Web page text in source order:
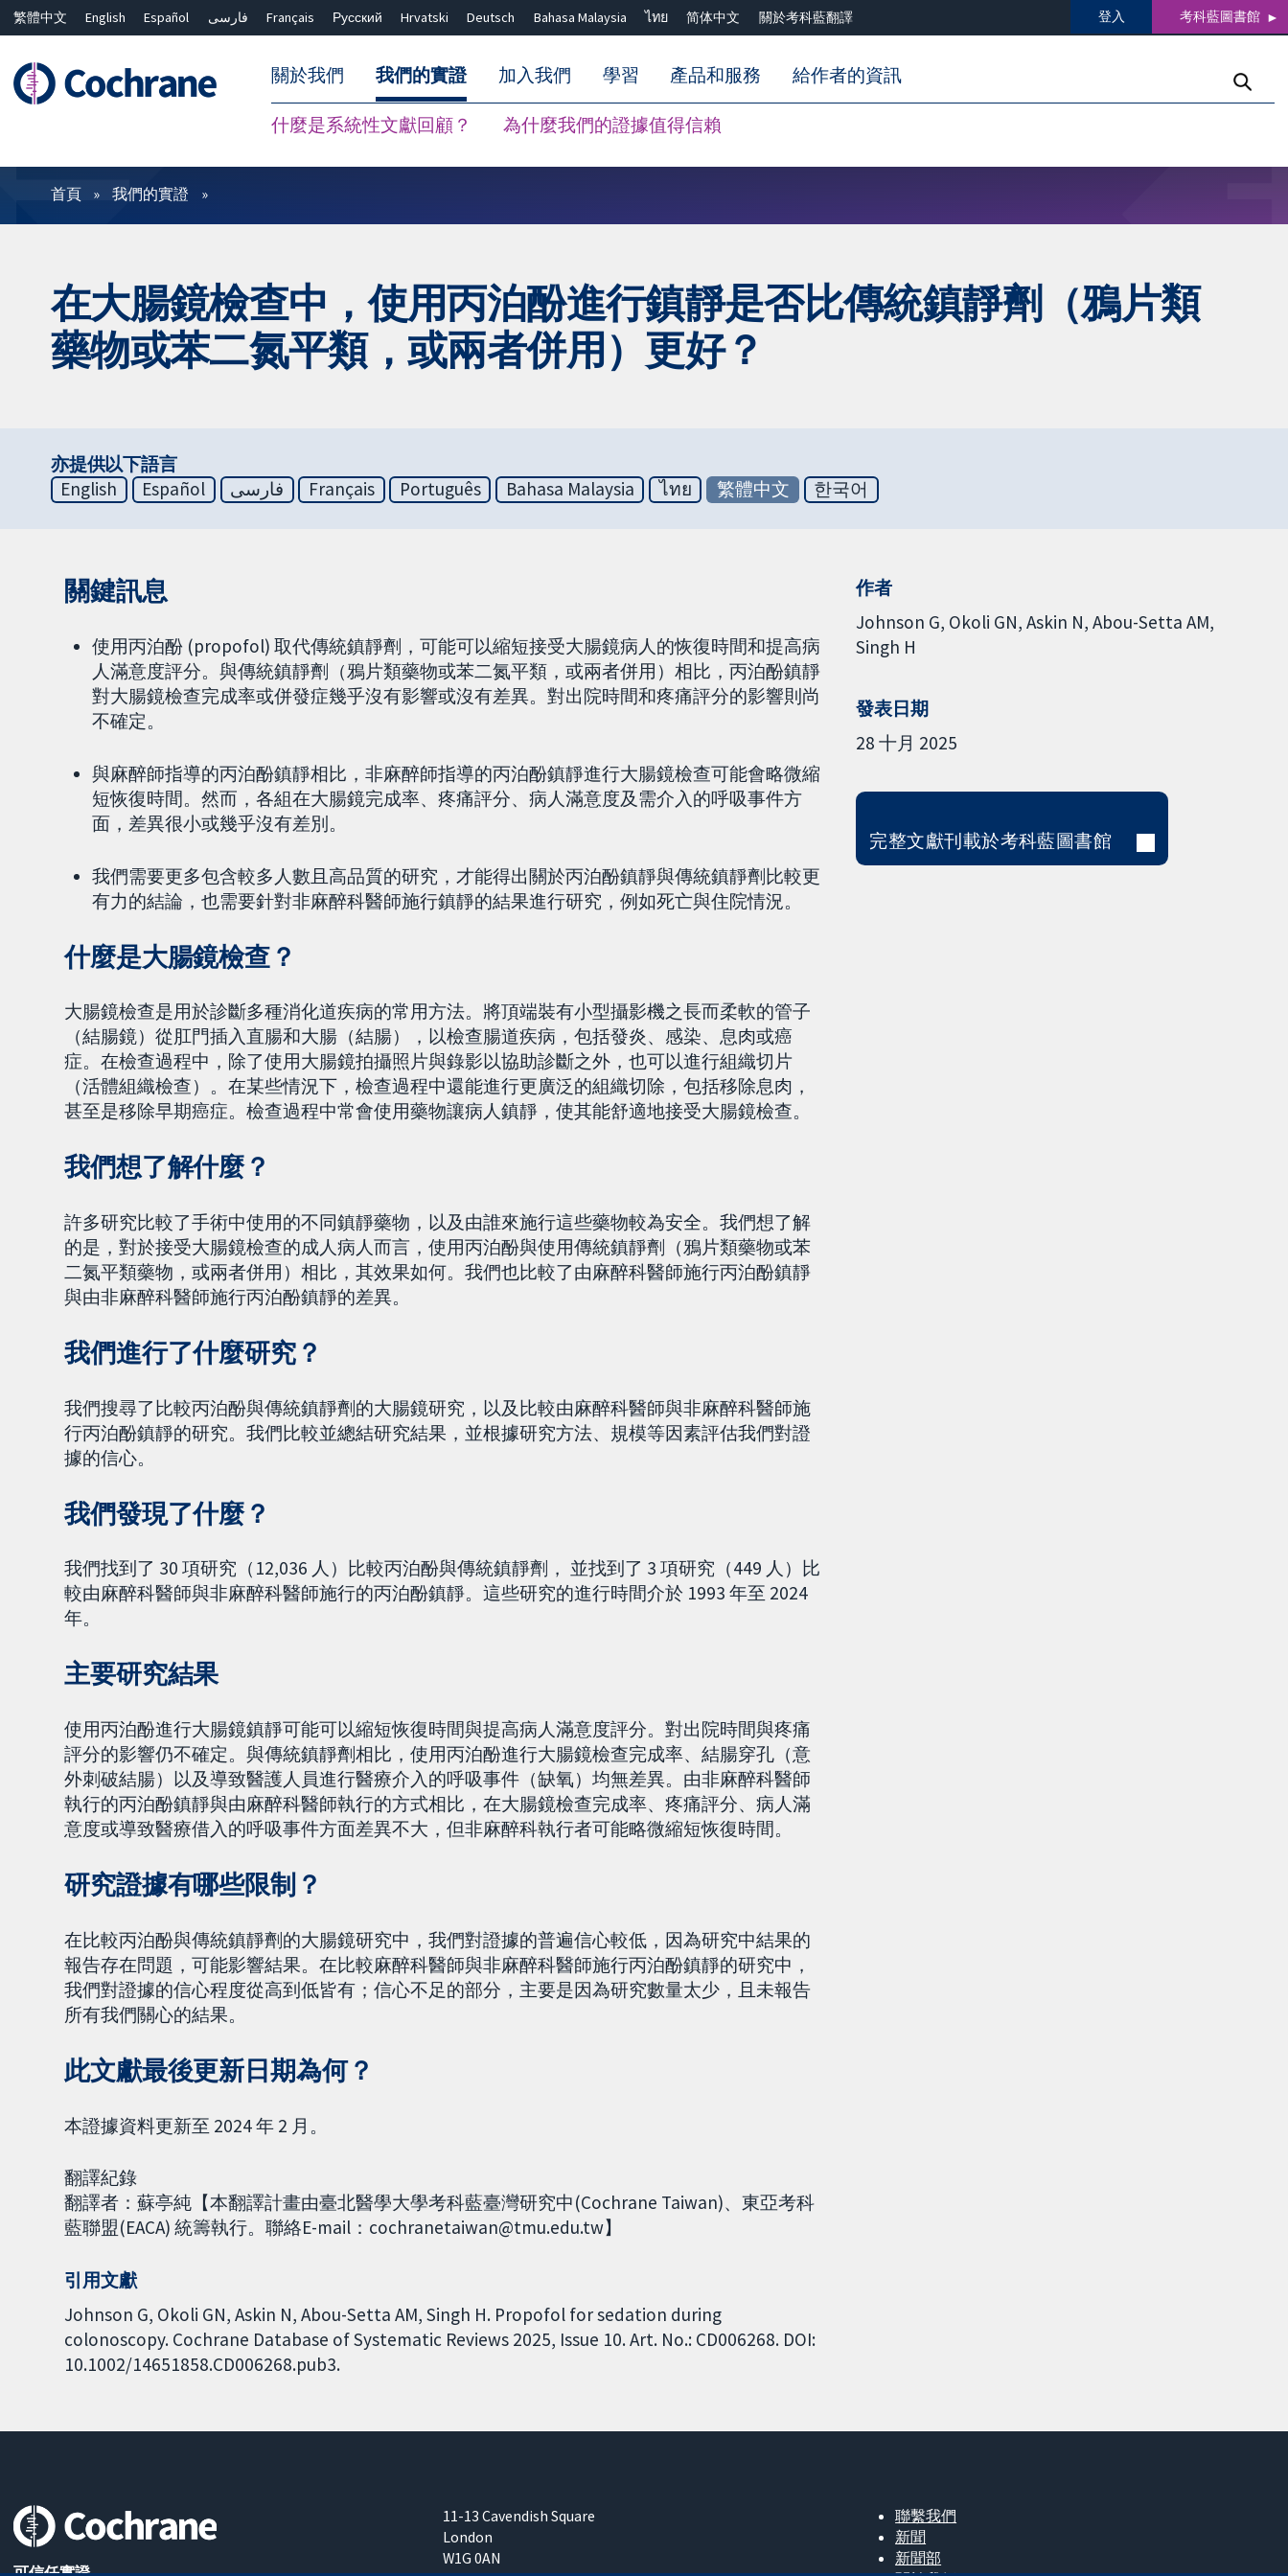
繁體中文 English Español فارسی Français Русский Hrvatski Deutsch Bahasa Malaysia ไทย 简体中文 關於考科藍翻譯 登入 考科藍圖書館
關於我們 我們的實證
什麼是系統性文獻回顧？ 為什麼我們的證據值得信賴
加入我們 學習 產品和服務 給作者的資訊
篩選條件
首頁 我們的實證
在大腸鏡檢查中，使用丙泊酚進行鎮靜是否比傳統鎮靜劑（鴉片類
藥物或苯二氮平類，或兩者併用）更好？
亦提供以下語言
English
Español فارسی Français Português Bahasa Malaysia ไทย 繁體中文 한국어
關鍵訊息
使用丙泊酚 (propofol) 取代傳統鎮靜劑，可能可以縮短接受大腸鏡病人的恢復時間和提高病
人滿意度評分。與傳統鎮靜劑（鴉片類藥物或苯二氮平類，或兩者併用）相比，丙泊酚鎮靜
對大腸鏡檢查完成率或併發症幾乎沒有影響或沒有差異。對出院時間和疼痛評分的影響則尚
不確定。
與麻醉師指導的丙泊酚鎮靜相比，非麻醉師指導的丙泊酚鎮靜進行大腸鏡檢查可能會略微縮
短恢復時間。然而，各組在大腸鏡完成率、疼痛評分、病人滿意度及需介入的呼吸事件方
面，差異很小或幾乎沒有差別。
我們需要更多包含較多人數且高品質的研究，才能得出關於丙泊酚鎮靜與傳統鎮靜劑比較更
有力的結論，也需要針對非麻醉科醫師施行鎮靜的結果進行研究，例如死亡與住院情況。
什麼是大腸鏡檢查？
大腸鏡檢查是用於診斷多種消化道疾病的常用方法。將頂端裝有小型攝影機之長而柔軟的管子
（結腸鏡）從肛門插入直腸和大腸（結腸），以檢查腸道疾病，包括發炎、感染、息肉或癌
症。在檢查過程中，除了使用大腸鏡拍攝照片與錄影以協助診斷之外，也可以進行組織切片
（活體組織檢查）。在某些情況下，檢查過程中還能進行更廣泛的組織切除，包括移除息肉，
甚至是移除早期癌症。檢查過程中常會使用藥物讓病人鎮靜，使其能舒適地接受大腸鏡檢查。
我們想了解什麼？
許多研究比較了手術中使用的不同鎮靜藥物，以及由誰來施行這些藥物較為安全。我們想了解
的是，對於接受大腸鏡檢查的成人病人而言，使用丙泊酚與使用傳統鎮靜劑（鴉片類藥物或苯
二氮平類藥物，或兩者併用）相比，其效果如何。我們也比較了由麻醉科醫師施行丙泊酚鎮靜
與由非麻醉科醫師施行丙泊酚鎮靜的差異。
我們進行了什麼研究？
我們搜尋了比較丙泊酚與傳統鎮靜劑的大腸鏡研究，以及比較由麻醉科醫師與非麻醉科醫師施
行丙泊酚鎮靜的研究。我們比較並總結研究結果，並根據研究方法、規模等因素評估我們對證
據的信心。
我們發現了什麼？
我們找到了 30 項研究（12,036 人）比較丙泊酚與傳統鎮靜劑， 並找到了 3 項研究（449 人）比
較由麻醉科醫師與非麻醉科醫師施行的丙泊酚鎮靜。這些研究的進行時間介於 1993 年至 2024
年。
主要研究結果
使用丙泊酚進行大腸鏡鎮靜可能可以縮短恢復時間與提高病人滿意度評分。對出院時間與疼痛
評分的影響仍不確定。與傳統鎮靜劑相比，使用丙泊酚進行大腸鏡檢查完成率、結腸穿孔（意
外刺破結腸）以及導致醫護人員進行醫療介入的呼吸事件（缺氧）均無差異。由非麻醉科醫師
執行的丙泊酚鎮靜與由麻醉科醫師執行的方式相比，在大腸鏡檢查完成率、疼痛評分、病人滿
意度或導致醫療借入的呼吸事件方面差異不大，但非麻醉科執行者可能略微縮短恢復時間。
研究證據有哪些限制？
在比較丙泊酚與傳統鎮靜劑的大腸鏡研究中，我們對證據的普遍信心較低，因為研究中結果的
報告存在問題，可能影響結果。在比較麻醉科醫師與非麻醉科醫師施行丙泊酚鎮靜的研究中，
我們對證據的信心程度從高到低皆有；信心不足的部分，主要是因為研究數量太少，且未報告
所有我們關心的結果。
此文獻最後更新日期為何？
本證據資料更新至 2024 年 2 月。
翻譯紀錄
翻譯者：蘇亭純【本翻譯計畫由臺北醫學大學考科藍臺灣研究中(Cochrane Taiwan)、東亞考科
藍聯盟(EACA) 統籌執行。聯絡E-mail：cochranetaiwan@tmu.edu.tw】
引用文獻
Johnson G, Okoli GN, Askin N, Abou-Setta AM, Singh H. Propofol for sedation during
colonoscopy. Cochrane Database of Systematic Reviews 2025, Issue 10. Art. No.: CD006268. DOI:
10.1002/14651858.CD006268.pub3.
作者
Johnson G Okoli GN Askin N Abou-Setta AM
Singh H
發表日期
28 十月 2025
完整文獻刊載於考科藍圖書館
11-13 Cavendish Square
London
W1G 0AN
聯繫我們
新聞
新聞部